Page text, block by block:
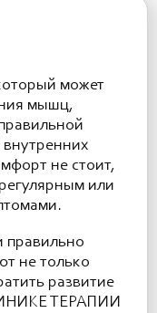
может
мышц,
не стоит,
или
правильно
не только
развитие
ТЕРАПИИ